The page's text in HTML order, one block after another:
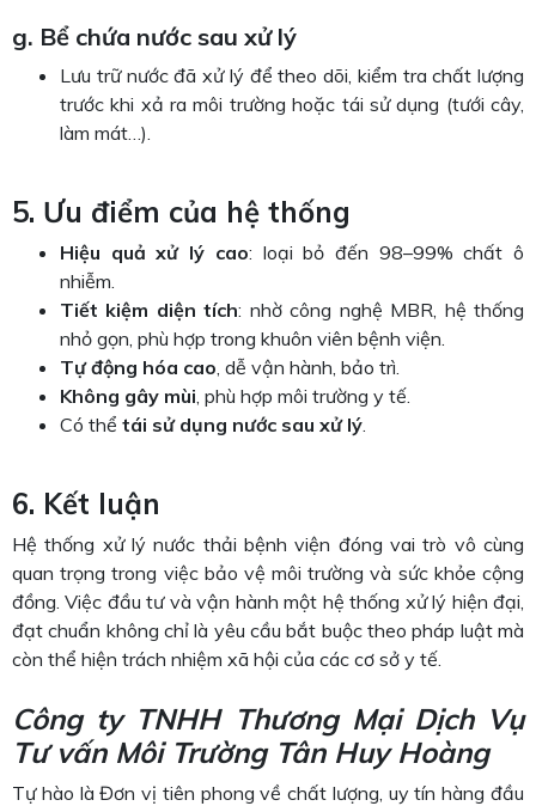
g. Bể chứa nước sau xử lý
Lưu trữ nước đã xử lý để theo dõi, kiểm tra chất lượng
trước khi xả ra môi trường hoặc tái sử dụng (tưới cây,
làm mát…).
5. Ưu điểm của hệ thống
Hiệu quả xử lý cao: loại bỏ đến 98–99% chất ô
nhiễm.
Tiết kiệm diện tích: nhờ công nghệ MBR, hệ thống
nhỏ gọn, phù hợp trong khuôn viên bệnh viện.
Tự động hóa cao , dễ vận hành, bảo trì.
Không gây mùi , phù hợp môi trường y tế.
Có thể tái sử dụng nước sau xử lý
6. Kết luận
Hệ thống xử lý nước thải bệnh viện đóng vai trò vô cùng
quan trọng trong việc bảo vệ môi trường và sức khỏe cộng
đồng. Việc đầu tư và vận hành một hệ thống xử lý hiện đại,
đạt chuẩn không chỉ là yêu cầu bắt buộc theo pháp luật mà
còn thể hiện trách nhiệm xã hội của các cơ sở y tế.
Công ty TNHH Thương Mại Dịch Vụ
Tư vấn Môi Trường Tân Huy Hoàng
Tự hào là Đơn vị tiên phong về chất lượng, uy tín hàng đầu